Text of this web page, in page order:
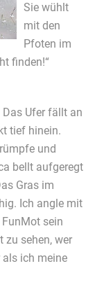
Sie wühlt
mit den
Pfoten im
finden!“
Ufer fällt an
tief hinein.
und
bellt aufgeregt
Gras im
Ich angle mit
sein
zu sehen, wer
ich meine